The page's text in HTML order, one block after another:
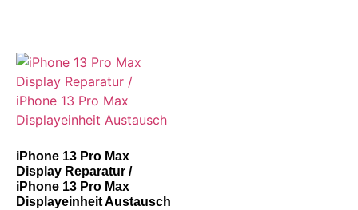
iPhone 13 Pro Max
Display Reparatur /
iPhone 13 Pro Max
Displayeinheit Austausch